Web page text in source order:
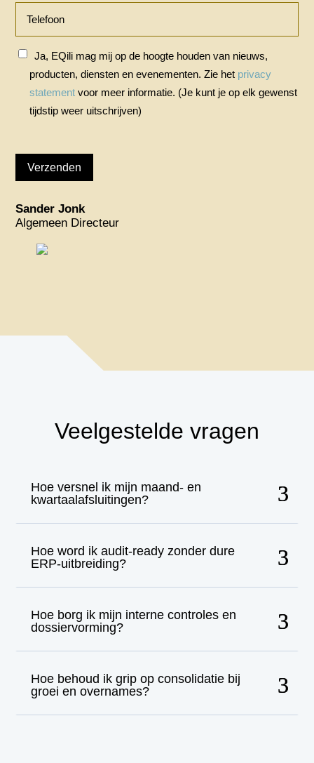
Ja, EQili mag mij op de hoogte houden van nieuws,
producten, diensten en evenementen. Zie het privacy
statement voor meer informatie. (Je kunt je op elk gewenst
tijdstip weer uitschrijven)
Sander Jonk
Algemeen Directeur
Veelgestelde vragen
Hoe versnel ik mijn maand- en
kwartaalafsluitingen?
Hoe word ik audit-ready zonder dure
ERP-uitbreiding?
Hoe borg ik mijn interne controles en
dossiervorming?
Hoe behoud ik grip op consolidatie bij
groei en overnames?